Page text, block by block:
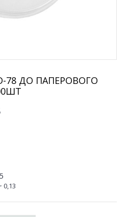
78 ДО ПАПЕРОВОГО
0,13